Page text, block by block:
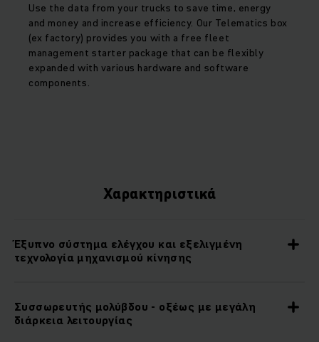
Use the data from your trucks to save time, energy
and money and increase efficiency. Our Telematics box
(ex factory) provides you with a free fleet
management starter package that can be flexibly
expanded with various hardware and software
components.
Χαρακτηριστικά
Έξυπνο σύστημα ελέγχου και εξελιγμένη
τεχνολογία μηχανισμού κίνησης
Συσσωρευτής μολύβδου - οξέως με μεγάλη
διάρκεια λειτουργίας